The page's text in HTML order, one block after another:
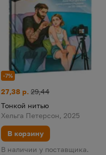
-7%
Тонкой нитью
Цена:
27,38 р.
Старая цена:
29,44
Тонкой нитью
Хельга Петерсон, 2025
В корзину
В наличии у поставщика.